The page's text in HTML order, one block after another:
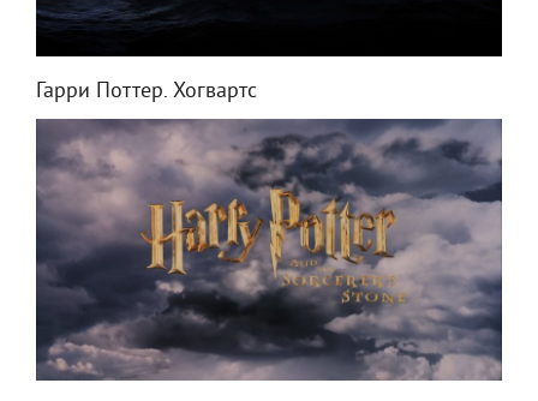
Гарри Поттер. Хогвартс